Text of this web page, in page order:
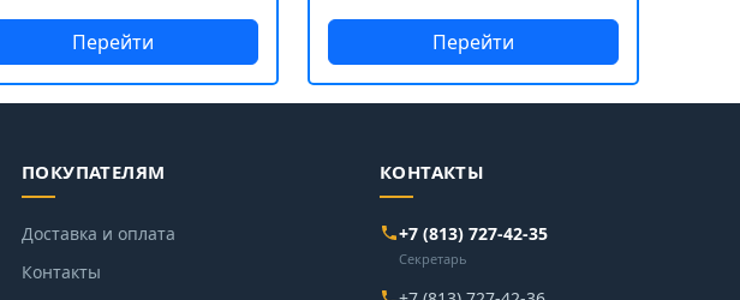
Перейти Перейти
ПОКУПАТЕЛЯМ
Доставка и оплата
Контакты
КОНТАКТЫ
+7 (813) 727-42-35
Секретарь